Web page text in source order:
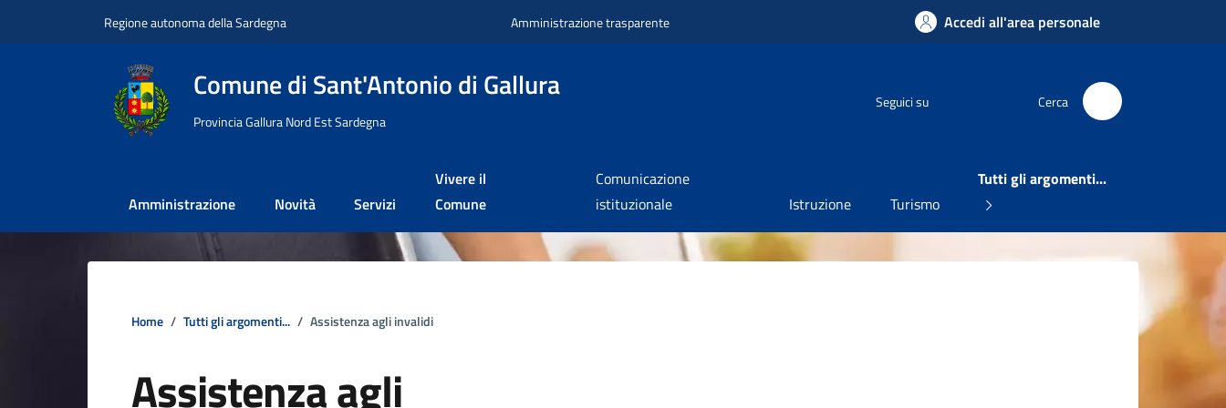
Regione autonoma della Sardegna Amministrazione trasparente Accedi all'area personale
Comune di Sant'Antonio di Gallura
Provincia Gallura Nord Est Sardegna
Seguici su Cerca
Amministrazione Novità Servizi
Vivere il
Comune
Comunicazione
istituzionale
Istruzione Turismo
Tutti gli argomenti...
Home Tutti gli argomenti... Assistenza agli invalidi
Assistenza agli